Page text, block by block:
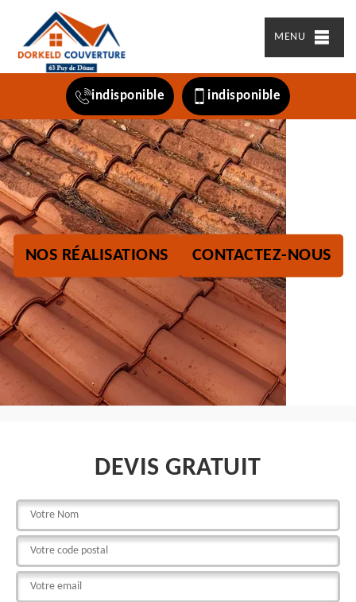
MENU
indisponible indisponible
NOS RÉALISATIONS CONTACTEZ-NOUS
DEVIS GRATUIT